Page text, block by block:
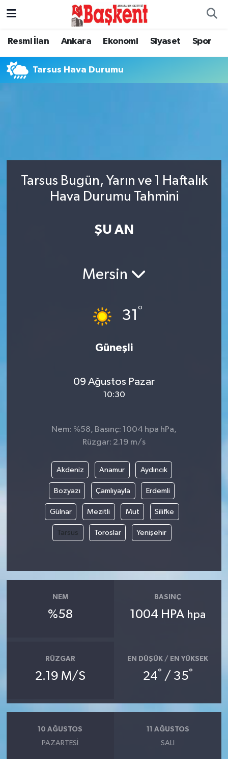
Resmi İlan Ankara Ekonomi Siyaset Spor
Tarsus Hava Durumu
Tarsus Bugün, Yarın ve 1 Haftalık
Hava Durumu Tahmini
ŞU AN
Mersin
31 °
Güneşli
09 Ağustos Pazar
10:30
Nem: %58, Basınç: 1004 hpa hPa,
Rüzgar: 2.19 m/s
Akdeniz Anamur Aydıncık
Bozyazı Çamlıyayla Erdemli
Gülnar Mezitli Mut Silifke
Tarsus Toroslar Yenişehir
NEM
%58
BASINÇ
1004 HPA hpa
RÜZGAR
2.19 M/S
EN DÜŞÜK / EN YÜKSEK
24° / 35°
10 AĞUSTOS
PAZARTESI
11 AĞUSTOS
SALI
Ankara
Asayiş
Genel
Yaşam
Ankara Nöbetçi Eczaneler
Ankara Hava Durumu
Son Dakika Haberleri